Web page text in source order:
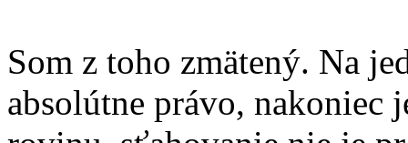
Som z toho zmätený. Na
absolútne právo, nakoniec